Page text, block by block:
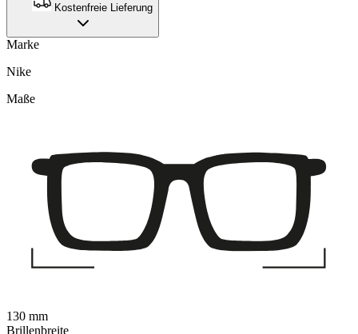
Kostenfreie Lieferung
Marke
Nike
Maße
130 mm
Brillenbreite